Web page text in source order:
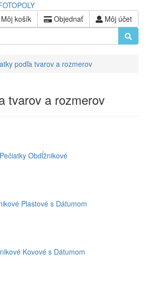
Môj košík Objednať Môj účet
podľa tvarov a rozmerov
tvarov a rozmerov
Pečiatky Obdĺžnikové
Plastové s Dátumom
Kovové s Dátumom